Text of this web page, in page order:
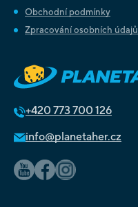
Obchodní podmínky
Zpracování osobních údajů
+420 773 700 126
info@planetaher.cz